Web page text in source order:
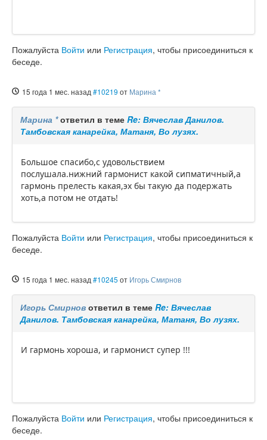
Пожалуйста Войти или Регистрация, чтобы присоединиться к
беседе.
15 года 1 мес. назад #10219 от Марина *
Марина *ответил в теме Re: Вячеслав Данилов.
Тамбовская канарейка, Матаня, Во лузях.
Большое спасибо,с удовольствием
послушала.нижний гармонист какой сипматичный,а
гармонь прелесть какая,эх бы такую да подержать
хоть,а потом не отдать!
Пожалуйста Войти или Регистрация, чтобы присоединиться к
беседе.
15 года 1 мес. назад #10245 от Игорь Смирнов
Игорь Смирнов ответил в теме Re: Вячеслав
Данилов. Тамбовская канарейка, Матаня, Во лузях.
И гармонь хороша, и гармонист супер !!!
Пожалуйста Войти или Регистрация, чтобы присоединиться к
беседе.